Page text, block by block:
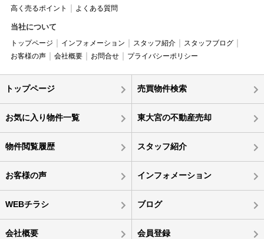
高く売るポイント
よくある質問
当社について
トップページ インフォメーション スタッフ紹介
スタッフブログ
お客様の声
会社概要 お問合せ プライバシーポリシー
トップページ 売買物件検索
お気に入り物件一覧 東大宮の不動産売却
物件閲覧履歴 スタッフ紹介
お客様の声 インフォメーション
WEBチラシ ブログ
会社概要 会員登録